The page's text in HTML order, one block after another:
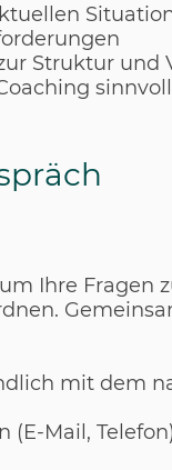
Struktur und
Ihre
mit dem
Mail,